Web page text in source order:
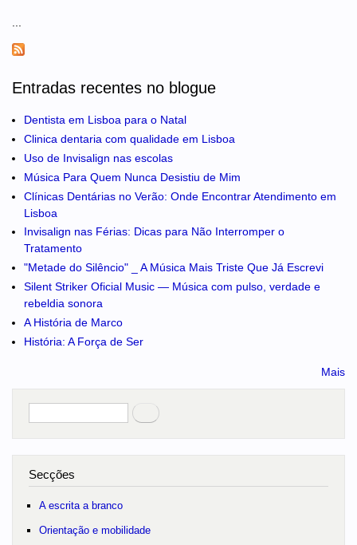
Entradas recentes no blogue
Dentista em Lisboa para o Natal
Clinica dentaria com qualidade em Lisboa
Uso de Invisalign nas escolas
Música Para Quem Nunca Desistiu de Mim
Clínicas Dentárias no Verão: Onde Encontrar Atendimento em
Lisboa
Invisalign nas Férias: Dicas para Não Interromper o
Tratamento
"Metade do Silêncio" _ A Música Mais Triste Que Já Escrevi
Silent Striker Oficial Music — Música com pulso, verdade e
rebeldia sonora
A História de Marco
História: A Força de Ser
Mais
Pesquisar
no portal
Secções
A escrita a branco
Orientação e mobilidade